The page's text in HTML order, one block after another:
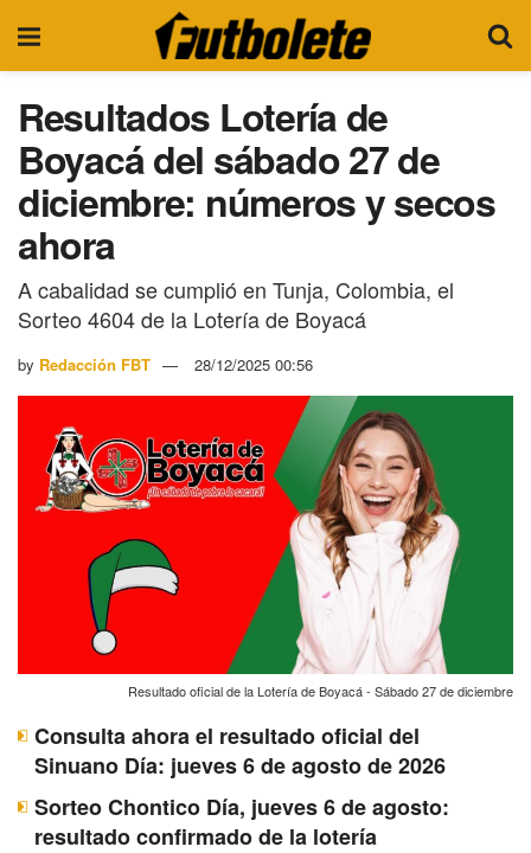
Resultados Lotería de
Boyacá del sábado 27 de
diciembre: números y secos
ahora
A cabalidad se cumplió en Tunja, Colombia, el
Sorteo 4604 de la Lotería de Boyacá
by Redacción FBT 28/12/2025 00:56
Resultado oficial de la Lotería de Boyacá - Sábado 27 de diciembre
Consulta ahora el resultado oficial del
Sinuano Día: jueves 6 de agosto de 2026
Sorteo Chontico Día, jueves 6 de agosto:
resultado confirmado de la lotería